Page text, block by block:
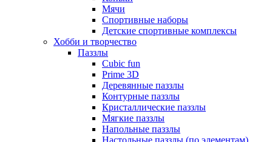
Мячи
Спортивные наборы
Детские спортивные комплексы
Хобби и творчество
Паззлы
Cubic fun
Prime 3D
Деревянные паззлы
Контурные паззлы
Кристаллические паззлы
Мягкие паззлы
Напольные паззлы
Настольные паззлы (по элементам)